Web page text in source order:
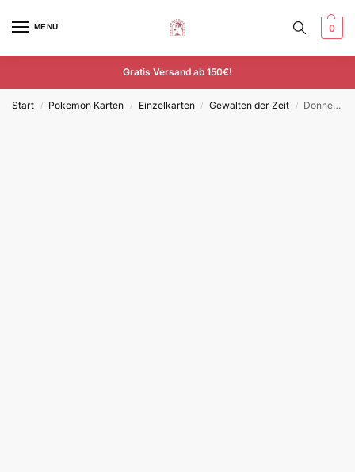
MENU 0
Gratis Versand ab 150€!
Start / Pokemon Karten / Einzelkarten / Gewalten der Zeit / Donnersichel – TEF 109/162 – Deutsch – Rare